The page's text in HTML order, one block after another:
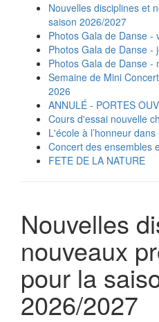
Nouvelles disciplines et
saison 2026/2027
Photos Gala de Danse -
Photos Gala de Danse -
Photos Gala de Danse -
Semaine de Mini
2026
ANNULÉ - PORTES
Cours d'essai nouvelle
L'école à l’honneur
Concert des ensembles
FETE DE LA NATURE
Nouvelles
nouveaux
pour la
2026/2027